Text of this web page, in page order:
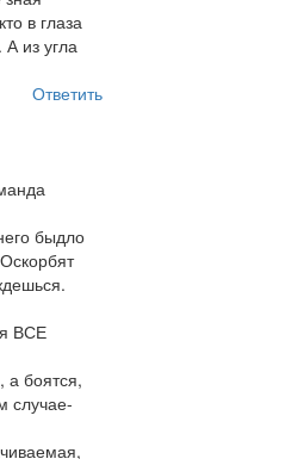
в глаза
из угла
Ответить
быдло
ВСЕ
а боятся,
случае-